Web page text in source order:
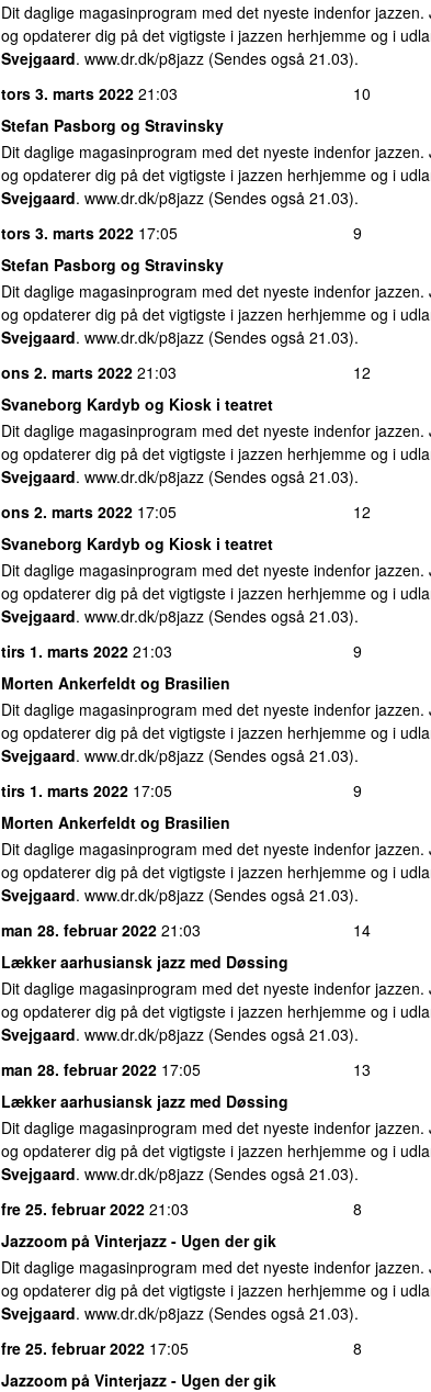
Dit daglige magasinprogram med det nyeste indenfor
og opdaterer dig på det vigtigste i jazzen herhjemme og i
Svejgaard. www.dr.dk/p8jazz (Sendes også 21.03).
tors 3. marts 2022 21:03
10
Stefan Pasborg og Stravinsky
Dit daglige magasinprogram med det nyeste indenfor
og opdaterer dig på det vigtigste i jazzen herhjemme og i
Svejgaard. www.dr.dk/p8jazz (Sendes også 21.03).
tors 3. marts 2022 17:05
9
Stefan Pasborg og Stravinsky
Dit daglige magasinprogram med det nyeste indenfor
og opdaterer dig på det vigtigste i jazzen herhjemme og i
Svejgaard. www.dr.dk/p8jazz (Sendes også 21.03).
ons 2. marts 2022 21:03
12
Svaneborg Kardyb og Kiosk i teatret
Dit daglige magasinprogram med det nyeste indenfor
og opdaterer dig på det vigtigste i jazzen herhjemme og i
Svejgaard. www.dr.dk/p8jazz (Sendes også 21.03).
ons 2. marts 2022 17:05
12
Svaneborg Kardyb og Kiosk i teatret
Dit daglige magasinprogram med det nyeste indenfor
og opdaterer dig på det vigtigste i jazzen herhjemme og i
Svejgaard. www.dr.dk/p8jazz (Sendes også 21.03).
tirs 1. marts 2022 21:03
9
Morten Ankerfeldt og Brasilien
Dit daglige magasinprogram med det nyeste indenfor
og opdaterer dig på det vigtigste i jazzen herhjemme og i
Svejgaard. www.dr.dk/p8jazz (Sendes også 21.03).
tirs 1. marts 2022 17:05
9
Morten Ankerfeldt og Brasilien
Dit daglige magasinprogram med det nyeste indenfor
og opdaterer dig på det vigtigste i jazzen herhjemme og i
Svejgaard. www.dr.dk/p8jazz (Sendes også 21.03).
man 28. februar 2022 21:03
14
Lækker aarhusiansk jazz med Døssing
Dit daglige magasinprogram med det nyeste indenfor
og opdaterer dig på det vigtigste i jazzen herhjemme og i
Svejgaard. www.dr.dk/p8jazz (Sendes også 21.03).
man 28. februar 2022 17:05
13
Lækker aarhusiansk jazz med Døssing
Dit daglige magasinprogram med det nyeste indenfor
og opdaterer dig på det vigtigste i jazzen herhjemme og i
Svejgaard. www.dr.dk/p8jazz (Sendes også 21.03).
fre 25. februar 2022 21:03
8
Jazzoom på Vinterjazz - Ugen der gik
Dit daglige magasinprogram med det nyeste indenfor
og opdaterer dig på det vigtigste i jazzen herhjemme og i
Svejgaard. www.dr.dk/p8jazz (Sendes også 21.03).
fre 25. februar 2022 17:05
8
Jazzoom på Vinterjazz - Ugen der gik